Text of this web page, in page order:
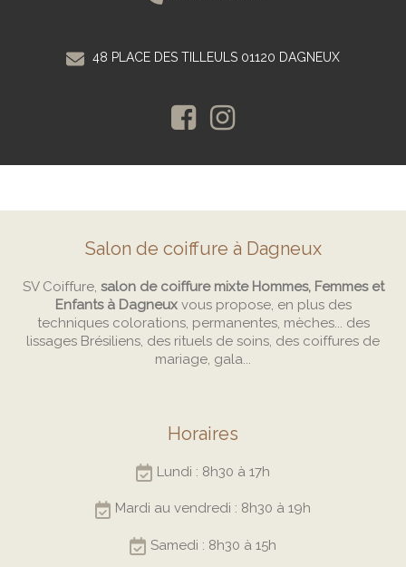
48 PLACE DES TILLEULS 01120 DAGNEUX
Salon de coiffure à Dagneux
SV Coiffure, salon de coiffure mixte Hommes, Femmes et
Enfants à Dagneuxvous propose, en plus des
techniques colorations, permanentes, mèches... des
lissages Brésiliens, des rituels de soins, des coiffures de
mariage, gala...
Horaires
Lundi : 8h30 à 17h
Mardi au vendredi : 8h30 à 19h
Samedi : 8h30 à 15h